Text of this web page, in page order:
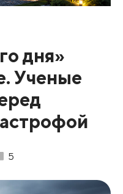
дня»
Ученые
5